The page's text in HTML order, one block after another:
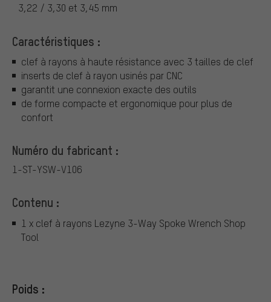
3,22 / 3,30 et 3,45 mm
Caractéristiques :
clef à rayons à haute résistance avec 3 tailles de clef
inserts de clef à rayon usinés par CNC
garantit une connexion exacte des outils
de forme compacte et ergonomique pour plus de
confort
Numéro du fabricant :
1-ST-YSW-V106
Contenu :
1 x clef à rayons Lezyne 3-Way Spoke Wrench Shop
Tool
Poids :